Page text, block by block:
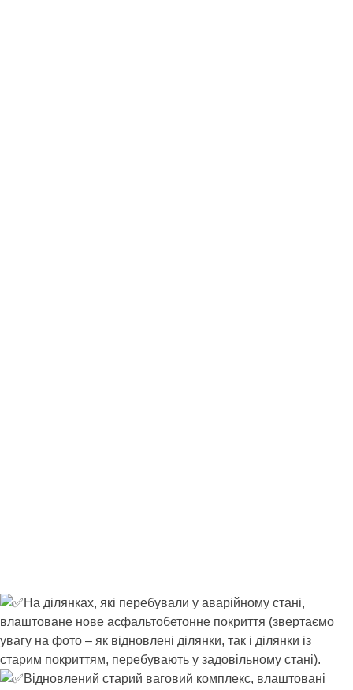
На ділянках, які перебували у аварійному стані,
влаштоване нове асфальтобетонне покриття (звертаємо
увагу на фото – як відновлені ділянки, так і ділянки із
старим покриттям, перебувають у задовільному стані).
Відновлений старий ваговий комплекс, влаштовані